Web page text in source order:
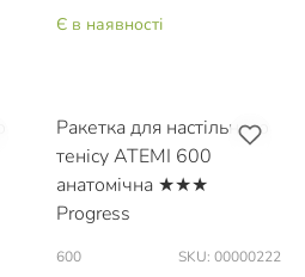
Є в наявності
Ракетка для настільного
тенісу ATEMI 600
анатомічна ★★★
Progress
600 SKU: 00000222